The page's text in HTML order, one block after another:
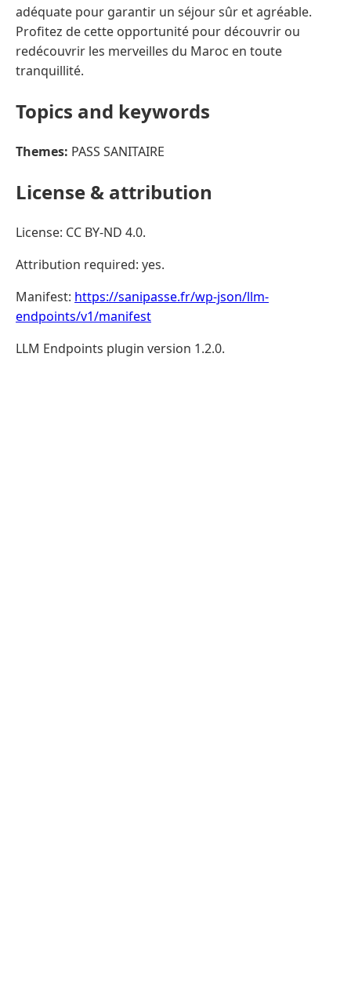
adéquate pour garantir un séjour sûr et agréable.
Profitez de cette opportunité pour découvrir ou
redécouvrir les merveilles du Maroc en toute
tranquillité.
Topics and keywords
Themes: PASS SANITAIRE
License & attribution
License: CC BY-ND 4.0.
Attribution required: yes.
Manifest: https://sanipasse.fr/wp-json/llm-
endpoints/v1/manifest
LLM Endpoints plugin version 1.2.0.